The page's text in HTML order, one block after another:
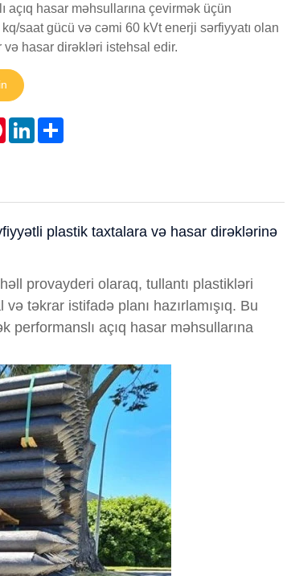
açıq hasar məhsullarına çevirmək üçün
kq/saat gücü və cəmi 60 kVt enerji sərfiyyatı olan
və hasar dirəkləri istehsal edir.
PinterestLinkedInShare
plastik taxtalara və hasar dirəklərinə
provayderi olaraq, tullantı plastikləri
təkrar istifadə planı hazırlamışıq. Bu
performanslı açıq hasar məhsullarına